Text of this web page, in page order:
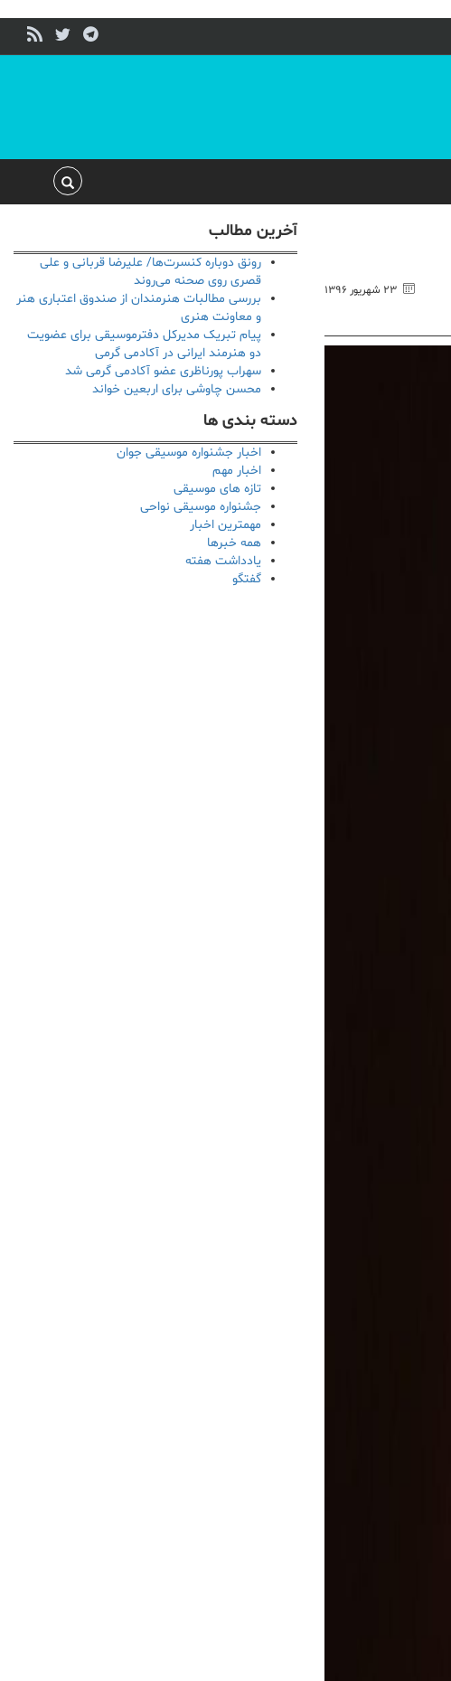
۲۳ شهریور ۱۳۹۶
آخرین مطالب
رونق دوباره کنسرت‌ها/ علیرضا قربانی و علی
قصری روی صحنه می‌روند
بررسی مطالبات هنرمندان از صندوق اعتباری هنر
و معاونت هنری
پیام تبریک مدیرکل دفترموسیقی برای عضویت
دو هنرمند ایرانی در آکادمی گرمی
سهراب پورناظری عضو آکادمی گرمی شد
محسن چاوشی برای اربعین خواند
دسته بندی ها
اخبار جشنواره موسیقی جوان
اخبار مهم
تازه های موسیقی
جشنواره موسیقی نواحی
مهمترین اخبار
همه خبرها
یادداشت هفته
گفتگو